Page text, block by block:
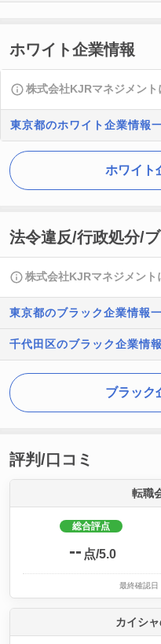
ホワイト企業情報
株式会社KJRマネジメント
東京都のホワイト企業情報
ホワイト
法令違反/行政処分/
株式会社KJRマネジメント
東京都のブラック企業情報
千代田区のブラック企業情
ブラック
評判/口コミ
転職
総合評点
-- 点/5.0
最終確認
カイシ